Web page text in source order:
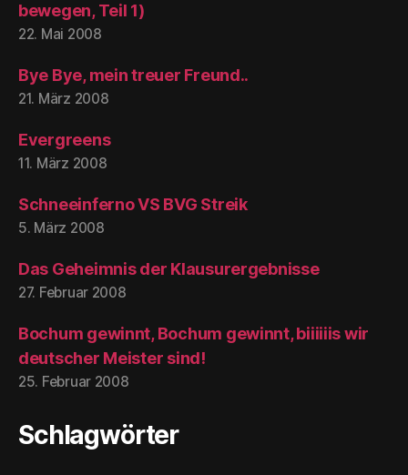
bewegen, Teil 1)
22. Mai 2008
Bye Bye, mein treuer Freund..
21. März 2008
Evergreens
11. März 2008
Schneeinferno VS BVG Streik
5. März 2008
Das Geheimnis der Klausurergebnisse
27. Februar 2008
Bochum gewinnt, Bochum gewinnt, biiiiiis wir
deutscher Meister sind!
25. Februar 2008
Schlagwörter